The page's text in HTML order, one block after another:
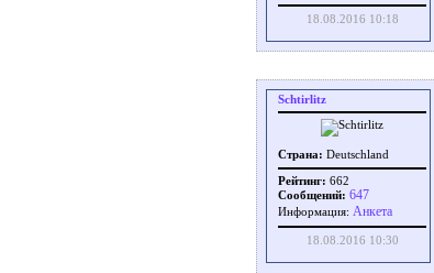
18.08.2016 10:18
Schtirlitz
Страна: Deutschland
Рейтинг: 662
Сообщений: 647
Информация: Aнкета
18.08.2016 10:30